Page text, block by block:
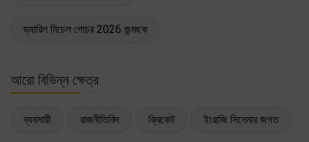
ড্যারিল মিচেল গোচর 2026 জন্মছক
আরো বিভিন্ন ক্ষেত্র
ব্যবসায়ী রাজনীতিবিদ ক্রিকেট ইংরাজি সিনেমার জগত